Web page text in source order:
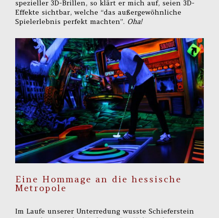
spezieller 3D-Brillen, so klärt er mich auf, seien 3D-
Effekte sichtbar, welche “das außergewöhnliche
Spielerlebnis perfekt machten”. Oha!
Eine Hommage an die hessische
Metropole
Im Laufe unserer Unterredung wusste Schieferstein